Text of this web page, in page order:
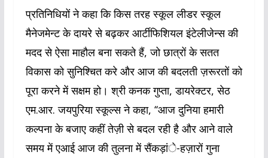
प्रतिनिधियों ने कहा कि किस तरह स्कूल लीडर स्कूल
मैनेजमेन्ट के दायरे से बढ़कर आर्टीफिशियल इंटेलीजेन्स की
मदद से ऐसा माहौल बना सकते हैं, जो छात्रों के सतत
विकास को सुनिश्चित करे और आज की बदलती ज़रूरतों को
पूरा करने में सक्षम हो। श्री कनक गुप्ता, डायरेक्टर, सेठ
एम.आर. जयपुरिया स्कूल्स ने कहा, ‘‘आज दुनिया हमारी
कल्पना के बजाए कहीं तेज़ी से बदल रही है और आने वाले
समय में एआई आज की तुलना में सैंकड़ांे-हज़ारों गुना